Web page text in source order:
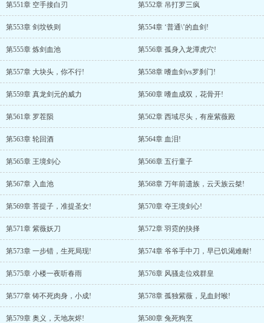
第551章 空手接白刃 第552章 吊打罗三疯
第553章 剑坟铁则 第554章 ‘普通\’的血剑!
第555章 炼剑血池 第556章 孤身入龙潭虎穴!
第557章 大块头，你不行! 第558章 嗜血剑vs罗刹门!
第559章 真龙剑元的威力 第560章 嗜血成双，花骨开!
第561章 罗茬陨 第562章 西域尽头，有座紫薇殿
第563章 轮回酒 第564章 血泪!
第565章 王境剑心 第566章 五行童子
第567章 入血池 第568章 万年前遗族，云天族云桀!
第569章 菩提子，准提圣女! 第570章 夺王境剑心!
第571章 紫薇妖刀 第572章 羽霓的抉择
第573章 一步错，生死局现! 第574章 爷爷手中刀，早已饥渴难耐!
第575章 小楼一夜听春雨 第576章 风骚走位戏群皇
第577章 铸不死肉身，小成! 第578章 孤独紫薇，见血封喉!
第579章 奥义，天地灰烬! 第580章 兔死狗烹